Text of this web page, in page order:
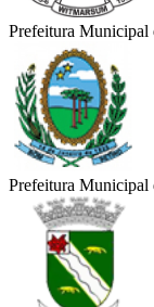
Prefeitura Municipal
Prefeitura Municipal